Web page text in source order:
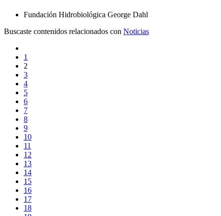
Fundación Hidrobiológica George Dahl
Buscaste contenidos relacionados con Noticias
1
2
3
4
5
6
7
8
9
10
11
12
13
14
15
16
17
18